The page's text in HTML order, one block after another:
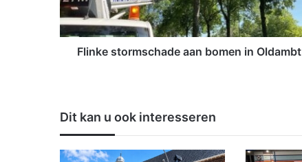
s
t
o
a
d
e
Flinke stormschade aan bomen in Oldambt
Dit kan u ook interesseren